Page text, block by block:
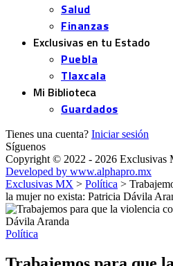
Salud
Finanzas
Exclusivas en tu Estado
Puebla
Tlaxcala
Mi Biblioteca
Guardados
Tienes una cuenta? Iniciar sesión
Síguenos
Copyright © 2022 - 2026 Exclusivas
Developed by www.alphapro.mx
Exclusivas MX > Política >
la mujer no exista: Patricia Dávila
Política